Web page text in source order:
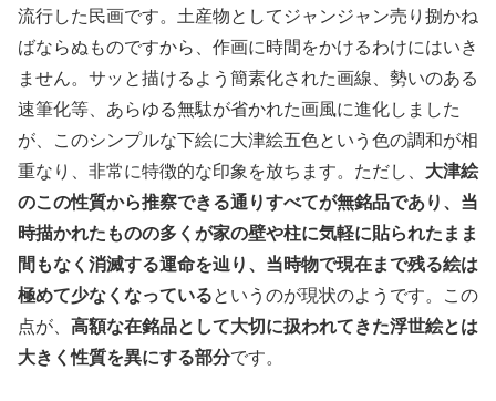
流行した民画です。土産物としてジャンジャン売り捌かね
ばならぬものですから、作画に時間をかけるわけにはいき
ません。サッと描けるよう簡素化された画線、勢いのある
速筆化等、あらゆる無駄が省かれた画風に進化しました
が、このシンプルな下絵に大津絵五色という色の調和が相
重なり、非常に特徴的な印象を放ちます。ただし、 大津絵
のこの性質から推察できる通りすべてが無銘品であり、当
時描かれたものの多くが家の壁や柱に気軽に貼られたまま
間もなく消滅する運命を辿り、当時物で現在まで残る絵は
極めて少なくなっているというのが現状のようです。この
点が、 高額な在銘品として大切に扱われてきた浮世絵とは
大きく性質を異にする部分です。